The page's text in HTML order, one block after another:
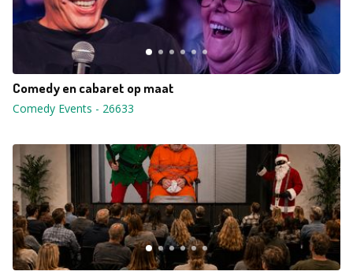
Comedy en cabaret op maat
Comedy Events - 26633